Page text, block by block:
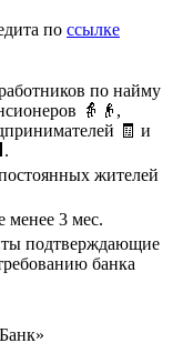
по ссылке
по найму
👵👴,
🧾 и
жителей
менее 3 мес.
подтверждающие
банка